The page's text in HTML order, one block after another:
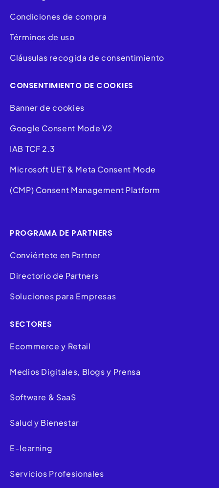
Condiciones de compra
Términos de uso
Cláusulas recogida de consentimiento
CONSENTIMIENTO DE COOKIES
Banner de cookies
Google Consent Mode V2
IAB TCF 2.3
Microsoft UET & Meta Consent Mode
(CMP) Consent Management Platform
PROGRAMA DE PARTNERS
Conviértete en Partner
Directorio de Partners
Soluciones para Empresas
SECTORES
Ecommerce y Retail
Medios Digitales, Blogs y Prensa
Software & SaaS
Salud y Bienestar
E-learning
Servicios Profesionales